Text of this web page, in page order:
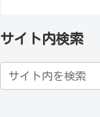
サイト内検索